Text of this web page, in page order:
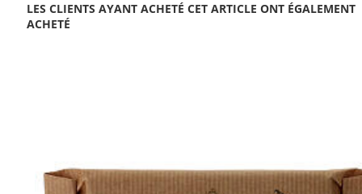
LES CLIENTS AYANT ACHETÉ CET ARTICLE ONT ÉGALEMENT
ACHETÉ